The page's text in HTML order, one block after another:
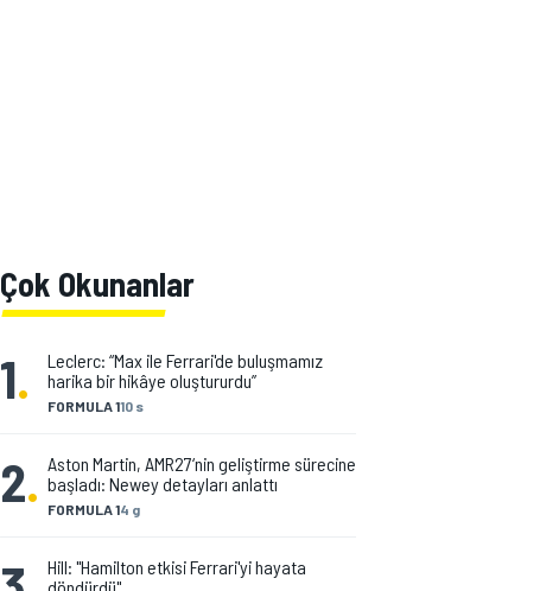
Çok Okunanlar
1. FORMULA 110 s
Leclerc: “Max ile Ferrari'de buluşmamız
harika bir hikâye oluştururdu”
2. FORMULA 14 g
Aston Martin, AMR27‘nin geliştirme sürecine
başladı: Newey detayları anlattı
Hill: "Hamilton etkisi Ferrari'yi hayata